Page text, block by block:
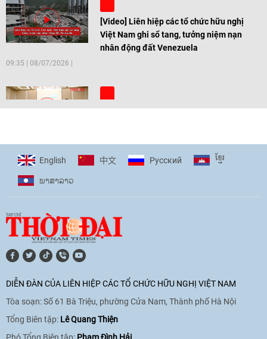
[Video] Liên hiệp các tổ chức hữu nghị
Việt Nam ghi sổ tang, tưởng niệm nạn
nhân động đất Venezuela
09:35 08/07/2026
[Video] Trẻ em Đông Á cùng kiến tạo
11:10|17/06/2026
hòa bình, hữu nghị giữa các dân tộc"
cho Đại sứ Hungary tại Việt Nam
17:25| 13/06/2026
English 中文 Pусский ខ្មែរ
ພາ​ສາ​ລາວ
DIỄN ĐÀN CỦA LIÊN HIỆP CÁC TỔ CHỨC HỮU NGHỊ VIỆT NAM
Tòa soạn: Số 61 Bà Triệu, phường Cửa Nam, Thành phố Hà Nội
Tổng Biên tập: Lê Quang Thiện